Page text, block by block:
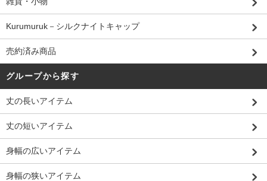
Kurumuruk－シルクナイトキャップ
売約済み商品
グループから探す
丈の長いアイテム
丈の短いアイテム
身幅の広いアイテム
身幅の狭いアイテム